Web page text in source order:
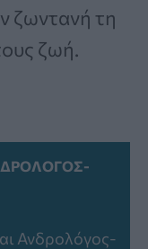
ζωντανή τη
ζωή.
Ανδρολόγος-